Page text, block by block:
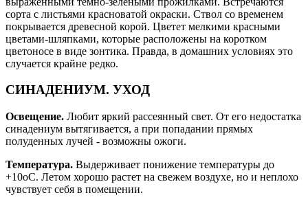
сорта с листьями красноватой окраски. Ствол со временем
покрывается древесной корой. Цветет мелкими красными
цветами-шляпками, которые расположены на коротком
цветоносе в виде зонтика. Правда, в домашних условиях это
случается крайне редко.
СИНАДЕНИУМ. УХОД
Освещение. Любит яркий рассеянный свет. От его недостатка
синадениум вытягивается, а при попадании прямых
полуденных лучей - возможны ожоги.
Температура. Выдерживает понижение температуры до
+10оС. Летом хорошо растет на свежем воздухе, но и неплохо
чувствует себя в помещении.